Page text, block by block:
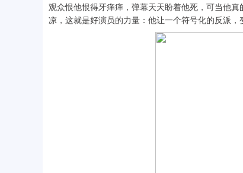
观众恨他恨得牙痒痒，弹幕天天盼着他死，可当他
凉，这就是好演员的力量：他让一个符号化的反派，